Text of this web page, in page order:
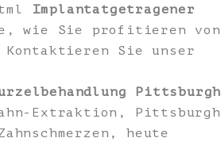
Implantatgetragener
wie Sie profitieren von
Kontaktieren Sie unser
Pittsburgh
Extraktion, Pittsburgh
heute